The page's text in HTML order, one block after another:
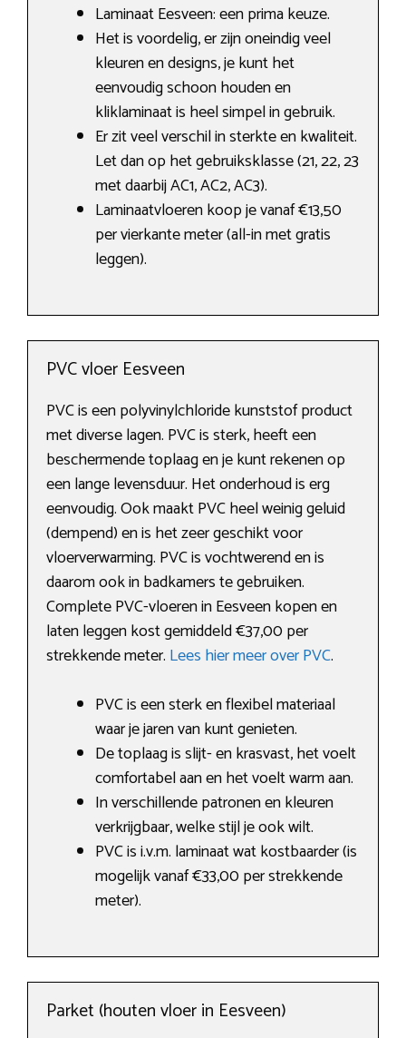
Laminaat Eesveen: een prima keuze.
Het is voordelig, er zijn oneindig veel
kleuren en designs, je kunt het
eenvoudig schoon houden en
kliklaminaat is heel simpel in gebruik.
Er zit veel verschil in sterkte en kwaliteit.
Let dan op het gebruiksklasse (21, 22, 23
met daarbij AC1, AC2, AC3).
Laminaatvloeren koop je vanaf €13,50
per vierkante meter (all-in met gratis
leggen).
PVC vloer Eesveen
PVC is een polyvinylchloride kunststof product
met diverse lagen. PVC is sterk, heeft een
beschermende toplaag en je kunt rekenen op
een lange levensduur. Het onderhoud is erg
eenvoudig. Ook maakt PVC heel weinig geluid
(dempend) en is het zeer geschikt voor
vloerverwarming. PVC is vochtwerend en is
daarom ook in badkamers te gebruiken.
Complete PVC-vloeren in Eesveen kopen en
laten leggen kost gemiddeld €37,00 per
strekkende meter. Lees hier meer over PVC.
PVC is een sterk en flexibel materiaal
waar je jaren van kunt genieten.
De toplaag is slijt- en krasvast, het voelt
comfortabel aan en het voelt warm aan.
In verschillende patronen en kleuren
verkrijgbaar, welke stijl je ook wilt.
PVC is i.v.m. laminaat wat kostbaarder (is
mogelijk vanaf €33,00 per strekkende
meter).
Parket (houten vloer in Eesveen)